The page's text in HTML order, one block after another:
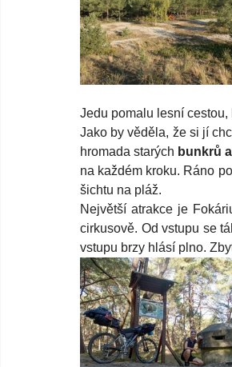
Jedu pomalu lesní
Jako by věděla, že si jí
hromada starých bunkrů
na každém kroku. Ráno
šichtu na pláž.
Největší atrakce je
cirkusově. Od vstupu se
vstupu brzy hlásí plno.